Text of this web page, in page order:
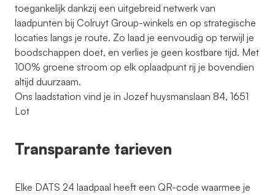
toegankelijk dankzij een uitgebreid netwerk van
laadpunten bij Colruyt Group-winkels en op strategische
locaties langs je route. Zo laad je eenvoudig op terwijl je
boodschappen doet, en verlies je geen kostbare tijd. Met
100% groene stroom op elk oplaadpunt rij je bovendien
altijd duurzaam.
Ons laadstation vind je in Jozef huysmanslaan 84, 1651
Lot
Transparante tarieven
Elke DATS 24 laadpaal heeft een QR-code waarmee je